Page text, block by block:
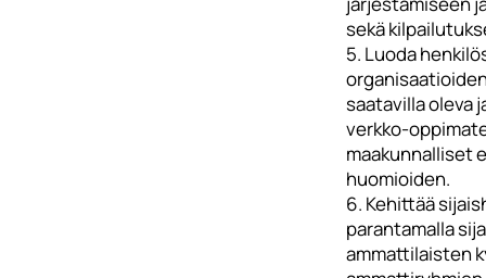
sekä
5. Luoda
saatavilla oleva
verkko-
maakunnalliset
huomioiden.
6. Kehittää
parantamalla
ammattilaisten